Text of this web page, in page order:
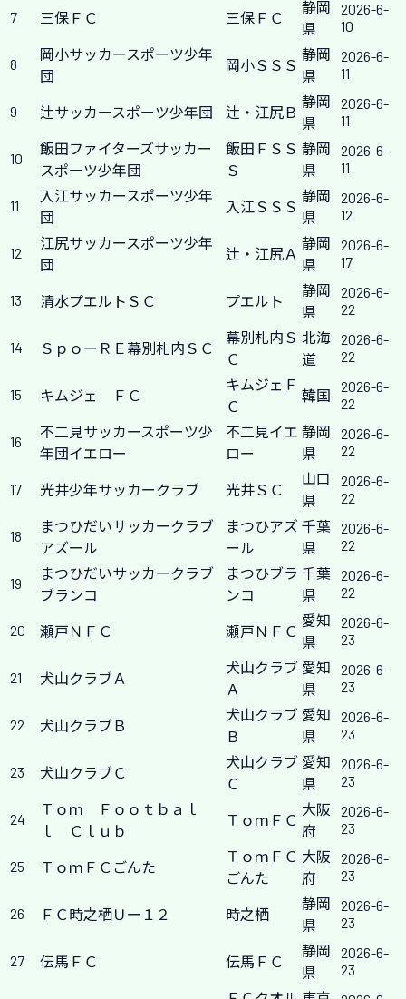
7 三保ＦＣ 三保ＦＣ
静岡
県
2026-6-
10
8
岡小サッカースポーツ少年
団
岡小ＳＳＳ
静岡
県
2026-6-
11
9 辻サッカースポーツ少年団 辻・江尻Ｂ
静岡
県
2026-6-
11
10
飯田ファイターズサッカー
スポーツ少年団
飯田ＦＳＳ
Ｓ
静岡
県
2026-6-
11
11
入江サッカースポーツ少年
団
入江ＳＳＳ
静岡
県
2026-6-
12
12
江尻サッカースポーツ少年
団
辻・江尻Ａ
静岡
県
2026-6-
17
13 清水プエルトＳＣ プエルト
静岡
県
2026-6-
22
14 ＳｐｏーＲＥ幕別札内ＳＣ
幕別札内Ｓ
Ｃ
北海
道
2026-6-
22
15 キムジェ ＦＣ
キムジェＦ
Ｃ
韓国
2026-6-
22
16
不二見サッカースポーツ少
年団イエロー
不二見イエ
ロー
静岡
県
2026-6-
22
17 光井少年サッカークラブ 光井ＳＣ
山口
県
2026-6-
22
18
まつひだいサッカークラブ
アズール
まつひアズ
ール
千葉
県
2026-6-
22
19
まつひだいサッカークラブ
ブランコ
まつひブラ
ンコ
千葉
県
2026-6-
22
20 瀬戸ＮＦＣ 瀬戸ＮＦＣ
愛知
県
2026-6-
23
21 犬山クラブＡ
犬山クラブ
Ａ
愛知
県
2026-6-
23
22 犬山クラブＢ
犬山クラブ
Ｂ
愛知
県
2026-6-
23
23 犬山クラブＣ
犬山クラブ
Ｃ
愛知
県
2026-6-
23
24
Ｔｏｍ Ｆｏｏｔｂａｌ
ｌ Ｃｌｕｂ
ＴｏｍＦＣ
大阪
府
2026-6-
23
25 ＴｏｍＦＣごんた
ＴｏｍＦＣ
ごんた
大阪
府
2026-6-
23
26 ＦＣ時之栖Ｕー１２ 時之栖
静岡
県
2026-6-
23
27 伝馬ＦＣ 伝馬ＦＣ
静岡
県
2026-6-
23